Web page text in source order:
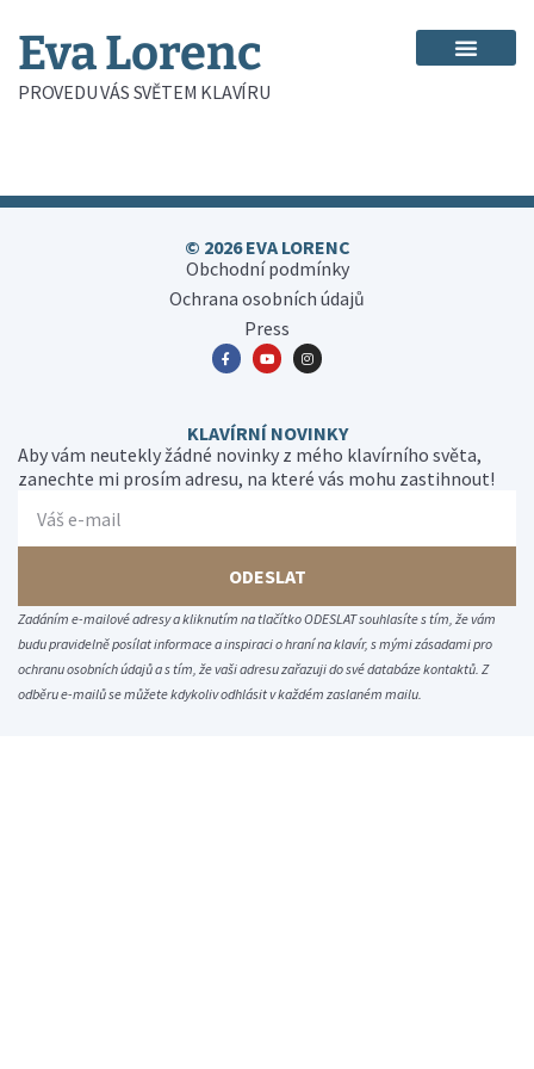
Eva Lorenc
PROVEDU VÁS SVĚTEM KLAVÍRU
© 2026 EVA LORENC
Obchodní podmínky
Ochrana osobních údajů
Press
KLAVÍRNÍ NOVINKY
Aby vám neutekly žádné novinky z mého klavírního světa,
zanechte mi prosím adresu, na které vás mohu zastihnout!
ODESLAT
Zadáním e-mailové adresy a kliknutím na tlačítko ODESLAT souhlasíte s tím, že vám
budu pravidelně posílat informace a inspiraci o hraní na klavír, s mými zásadami pro
ochranu osobních údajů a s tím, že vaši adresu zařazuji do své databáze kontaktů. Z
odběru e-mailů se můžete kdykoliv odhlásit v každém zaslaném mailu.